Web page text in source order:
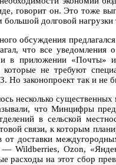
говорит он. Это тоже
большой долговой
обсуждения
что все
в приложении «Почты»
которые не требуют
Но законопроект так и не
несколько
что Минцифры
в сельской
связи, к которым
доставки
Wildberries, Ozon,
расходы на этот сбор